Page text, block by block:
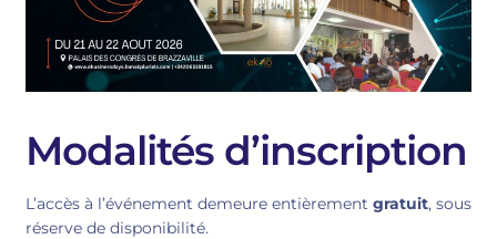
Modalités d’inscription
L’accès à l’événement demeure entièrement gratuit, sous
réserve de disponibilité.